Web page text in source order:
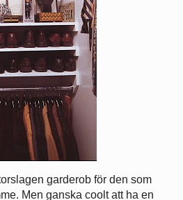
garderob för den som
Men ganska coolt att ha en